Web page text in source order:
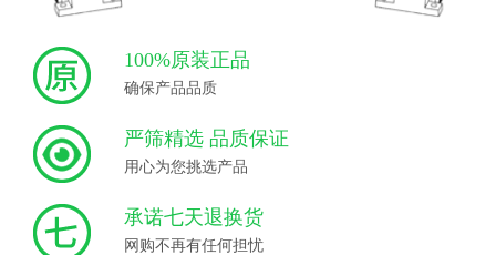
100%原装正品
确保产品品质
严筛精选 品质保证
用心为您挑选产品
承诺七天退换货
网购不再有任何担忧